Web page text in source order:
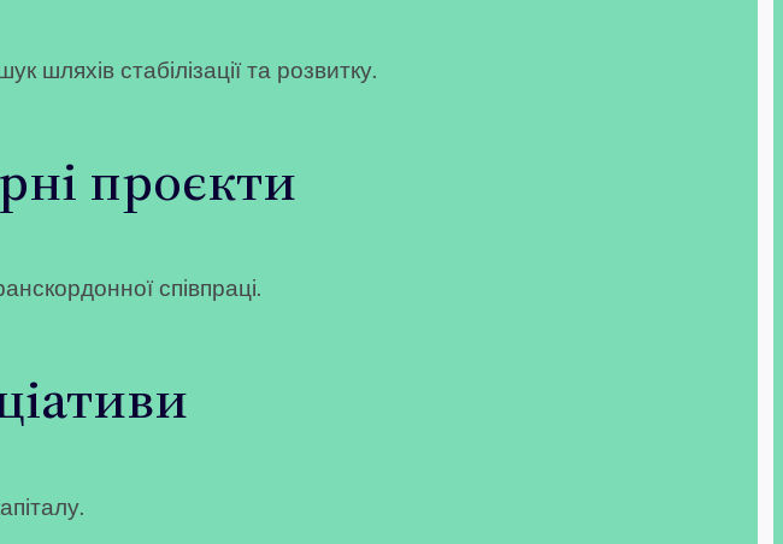
шляхів стабілізації та розвитку.
проєкти
співпраці.